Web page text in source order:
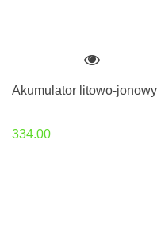
Akumulator litowo-jonowy
334.00